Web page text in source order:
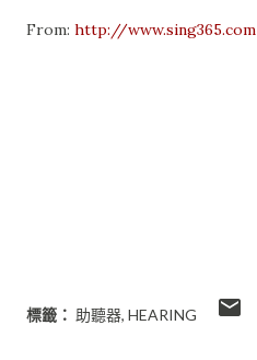
From: http://www.sing365.com
標籤： 助聽器 HEARING